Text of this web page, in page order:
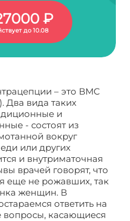
₽
до 10.08
– это ВМС
Два вида таких
и
- состоят из
вокруг
или других
и внутриматочная
врачей говорят, что
еще не рожавших, так
женщин. В
ответить на
вопросы, касающиеся